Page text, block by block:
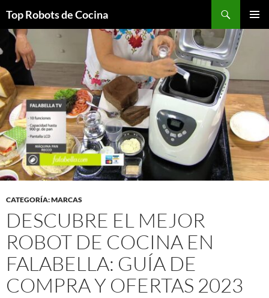
Top Robots de Cocina
AL
CONTENIDO
CATEGORÍA: MARCAS
DESCUBRE EL MEJOR
ROBOT DE COCINA EN
FALABELLA: GUÍA DE
COMPRA Y OFERTAS 2023